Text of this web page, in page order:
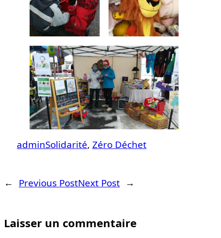
adminSolidarité, Zéro Déchet
← Previous PostNext Post →
Laisser un commentaire